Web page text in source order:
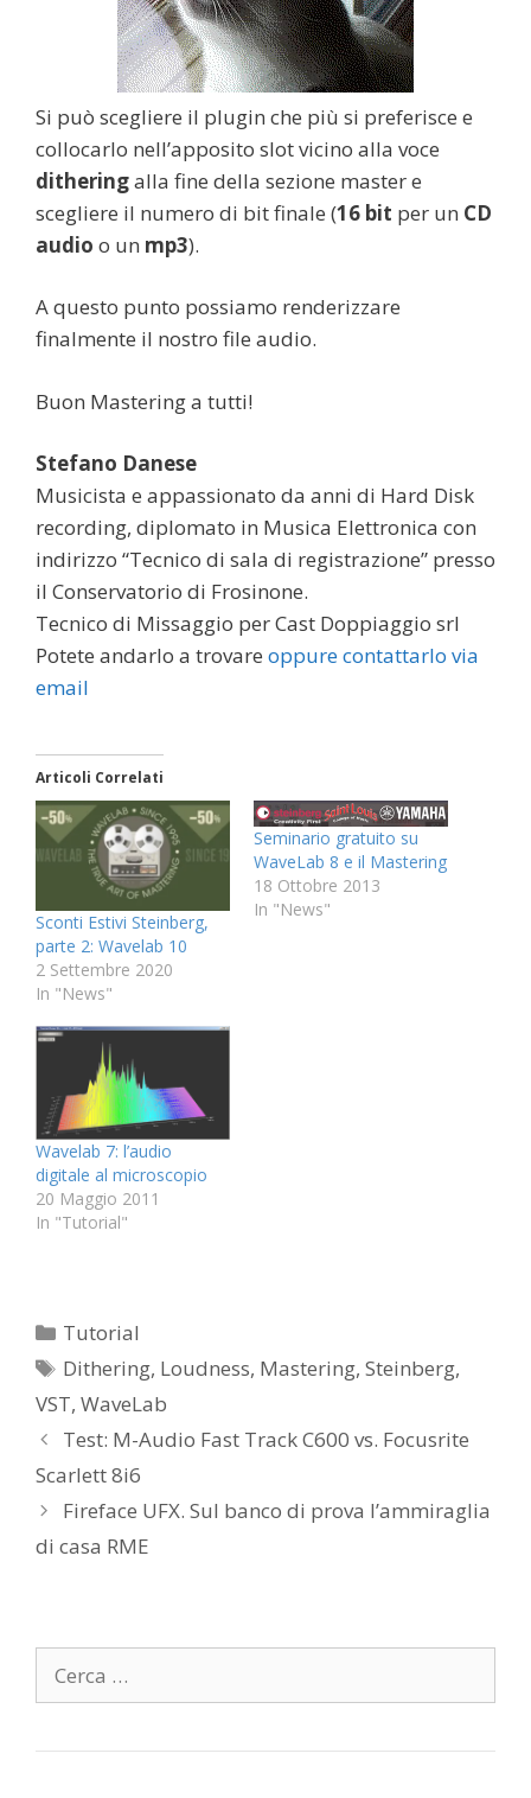
Si può scegliere il plugin che più si preferisce e
collocarlo nell’apposito slot vicino alla voce
ditheringalla fine della sezione master e
scegliere il numero di bit finale (16 bit per un CD
audio o un mp3).
A questo punto possiamo renderizzare
finalmente il nostro file audio.
Buon Mastering a tutti!
Stefano Danese
Musicista e appassionato da anni di Hard Disk
recording, diplomato in Musica Elettronica con
indirizzo “Tecnico di sala di registrazione” presso
il Conservatorio di Frosinone.
Tecnico di Missaggio per Cast Doppiaggio srl
Potete andarlo a trovare oppure contattarlo via
email
Articoli Correlati
Sconti Estivi Steinberg,
parte 2: Wavelab 10
2 Settembre 2020
In "News"
Seminario gratuito su
WaveLab 8 e il Mastering
18 Ottobre 2013
In "News"
Wavelab 7: l’audio
digitale al microscopio
20 Maggio 2011
In "Tutorial"
Categorie
Tutorial
Tag
Dithering, Loudness, Mastering,Steinberg,
VST, WaveLab
Test: M-Audio Fast Track C600 vs. Focusrite
Scarlett 8i6
Fireface UFX. Sul banco di prova l’ammiraglia
di casa RME
Ricerca